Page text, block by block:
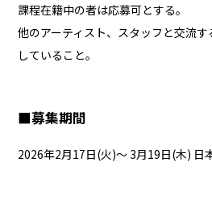
課程在籍中の者は応募可とする。
他のアーティスト、スタッフと交流
していること。
■募集期間
2026年2月17日(火)～ 3月19日(木) 日